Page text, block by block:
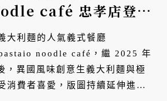
café 忠孝店登陸
茶紅豆極厚法式吐司限
大利麵的人氣義式餐廳
noodle café，繼 2025 年
，異國風味創意生義大利麵與極
消費者喜愛，版圖持續延伸進